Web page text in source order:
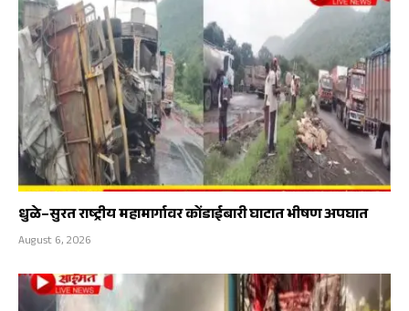
धुळे–सुरत राष्ट्रीय महामार्गावर कोंडाईबारी घाटात भीषण अपघात
August 6, 2026